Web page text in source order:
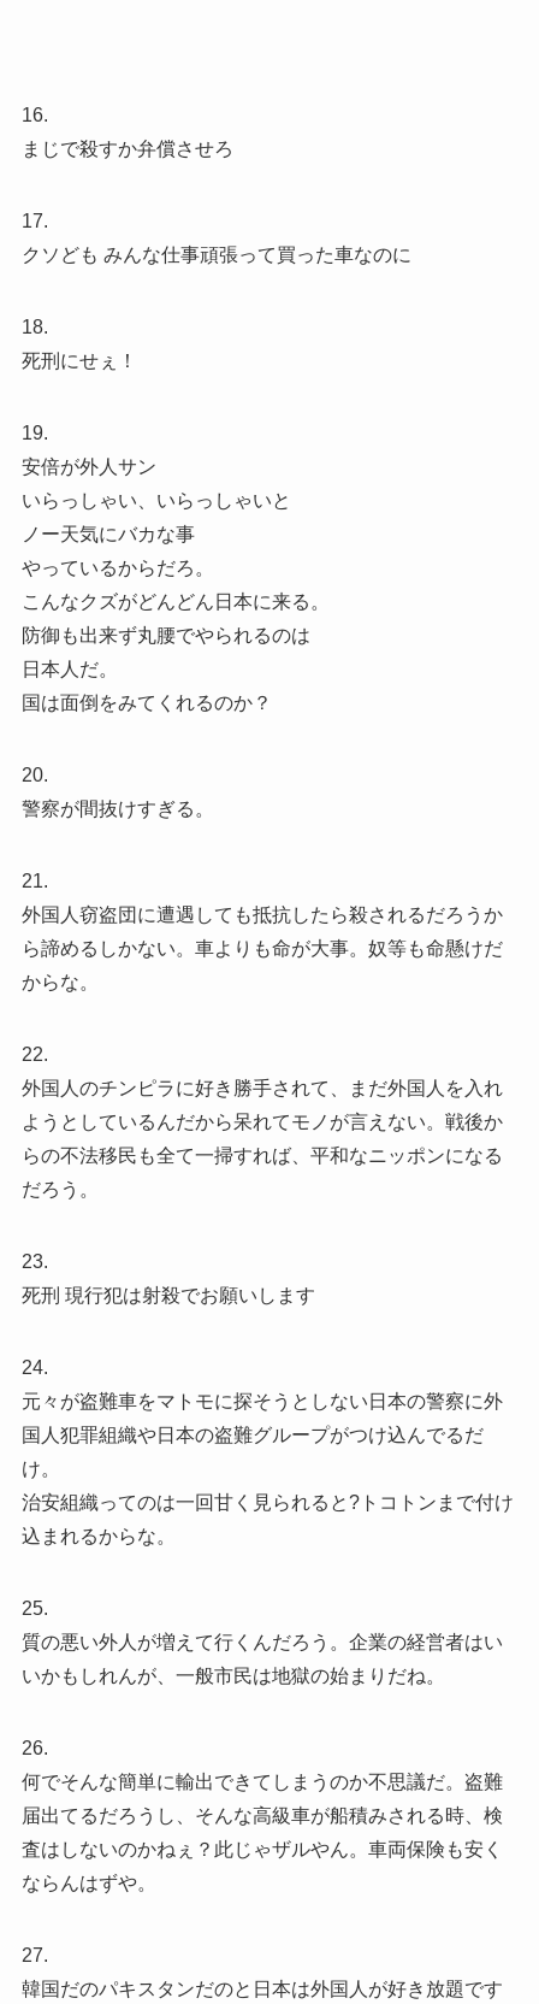
16.
まじで殺すか弁償させろ
17.
クソども みんな仕事頑張って買った車なのに
18.
死刑にせぇ！
19.
安倍が外人サン
いらっしゃい、いらっしゃいと
ノー天気にバカな事
やっているからだろ。
こんなクズがどんどん日本に来る。
防御も出来ず丸腰でやられるのは
日本人だ。
国は面倒をみてくれるのか？
20.
警察が間抜けすぎる。
21.
外国人窃盗団に遭遇しても抵抗したら殺されるだろうか
ら諦めるしかない。車よりも命が大事。奴等も命懸けだ
からな。
22.
外国人のチンピラに好き勝手されて、まだ外国人を入れ
ようとしているんだから呆れてモノが言えない。戦後か
らの不法移民も全て一掃すれば、平和なニッポンになる
だろう。
23.
死刑 現行犯は射殺でお願いします
24.
元々が盗難車をマトモに探そうとしない日本の警察に外
国人犯罪組織や日本の盗難グループがつけ込んでるだ
け。
治安組織ってのは一回甘く見られると?トコトンまで付け
込まれるからな。
25.
質の悪い外人が増えて行くんだろう。企業の経営者はい
いかもしれんが、一般市民は地獄の始まりだね。
26.
何でそんな簡単に輸出できてしまうのか不思議だ。盗難
届出てるだろうし、そんな高級車が船積みされる時、検
査はしないのかねぇ？此じゃザルやん。車両保険も安く
ならんはずや。
27.
韓国だのパキスタンだのと日本は外国人が好き放題です